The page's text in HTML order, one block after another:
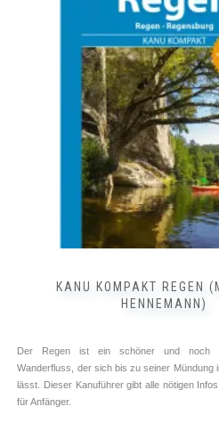
Kettler Verlag
16,90€
inkl. 7 % MwSt.
zzgl.Versandkosten
WEITERLESEN
KANU KOMPAKT REGEN
HENNEMANN)
Der Regen ist ein schöner und noch
Wanderfluss, der sich bis zu seiner Mündung
lässt. Dieser Kanuführer gibt alle nötigen
für Anfänger.